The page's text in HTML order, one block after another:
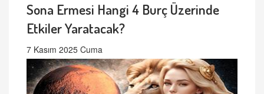
Sona Ermesi Hangi 4 Burç Üzerinde
Etkiler Yaratacak?
7 Kasım 2025 Cuma